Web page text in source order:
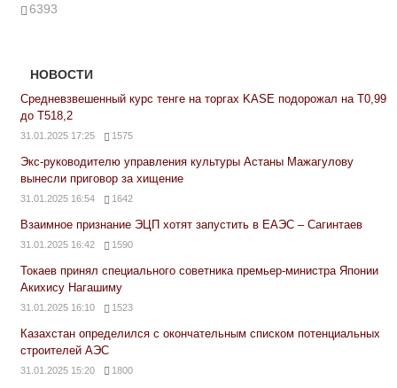
6393
НОВОСТИ
Средневзвешенный курс тенге на торгах KASE подорожал на Т0,99
до Т518,2
31.01.2025 17:25 1575
Экс-руководителю управления культуры Астаны Мажагулову
вынесли приговор за хищение
31.01.2025 16:54 1642
Взаимное признание ЭЦП хотят запустить в ЕАЭС – Сагинтаев
31.01.2025 16:42 1590
Токаев принял специального советника премьер-министра Японии
Акихису Нагашиму
31.01.2025 16:10 1523
Казахстан определился с окончательным списком потенциальных
строителей АЭС
31.01.2025 15:20 1800